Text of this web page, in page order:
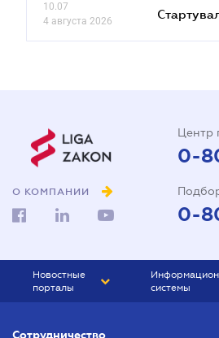
10.07
4 августа 2026
О КОМПАНИИ
Центр
0-
0-
Новостные
порталы
системы
Сотрудничество